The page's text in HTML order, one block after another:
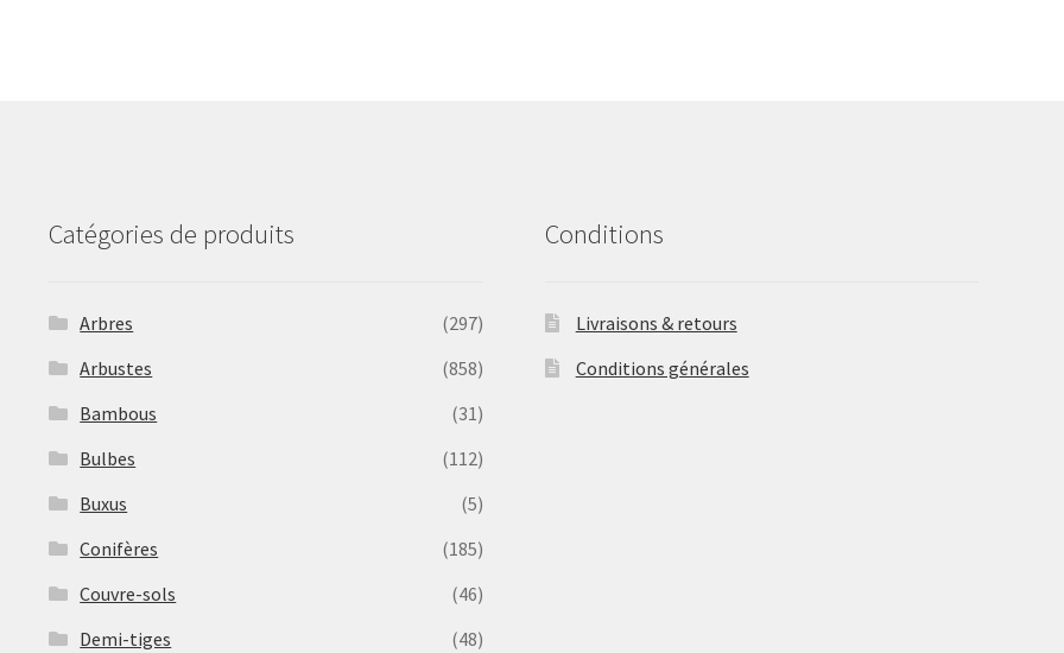
page
page
Catégories de produits
Arbres
(297)
Arbustes
(858)
Bambous
(31)
Bulbes
(112)
Buxus
(5)
Conifères
(185)
Couvre-sols
(46)
Demi-tiges
(48)
Conditions
Livraisons & retours
Conditions générales